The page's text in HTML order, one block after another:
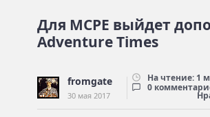
Для MCPE выйдет
Adventure Times
fromgate
30 мая 2017
На чтение: 1
0